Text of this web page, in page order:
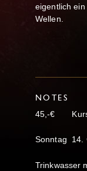
eigentlich
Wellen.
NOTES
45,-€
Sonntag
Trinkwasser